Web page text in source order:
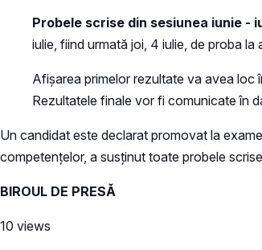
Probele scrise din sesiunea iunie -
iulie, fiind urmată joi, 4 iulie, de proba
Afișarea primelor rezultate va avea loc
Rezultatele finale vor fi comunicate în
Un candidat este declarat promovat la
competenţelor, a susţinut toate probele
BIROUL DE PRESĂ
10 views